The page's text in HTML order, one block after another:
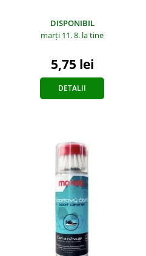
DISPONIBIL
marți 11. 8. la tine
5,75 lei
DETALII